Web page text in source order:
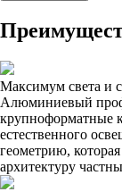
Максимум света и
Алюминиевый
крупноформатные
естественного
геометрию,
архитектуру